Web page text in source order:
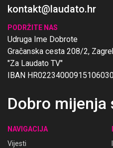
kontakt@laudato.hr
PODRŽITE NAS
Udruga Ime Dobrote
Gračanska cesta 208/2,
"Za Laudato TV"
IBAN
Dobro mijenja
NAVIGACIJA
Vijesti